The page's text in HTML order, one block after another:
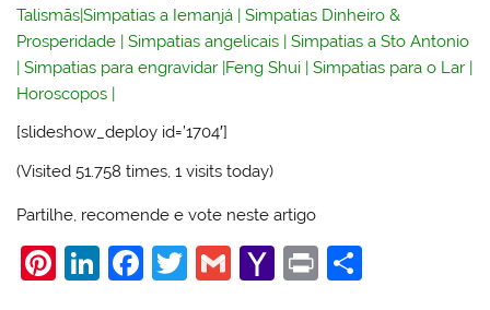
Talismãs|Simpatias a Iemanjá |Simpatias Dinheiro &
Prosperidade |Simpatias angelicais |Simpatias a Sto Antonio
|Simpatias para engravidar |Feng Shui |Simpatias para o Lar |
Horoscopos |
[slideshow_deploy id=’1704′]
(Visited 51.758 times, 1 visits today)
Partilhe, recomende e vote neste artigo
Pi Li F
T
G
Y
Pr